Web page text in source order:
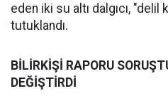
eden iki su altı dalgıcı,
tutuklandı.
BİLİRKİŞİ RAPORU
DEĞİŞTİRDİ